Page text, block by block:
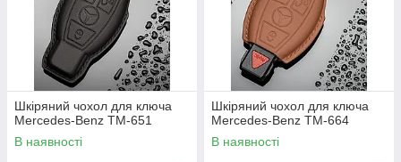
Шкіряний чохол для ключа
Mercedes-Benz TM-651
В наявності
Шкіряний чохол для ключа
Mercedes-Benz TM-664
В наявності